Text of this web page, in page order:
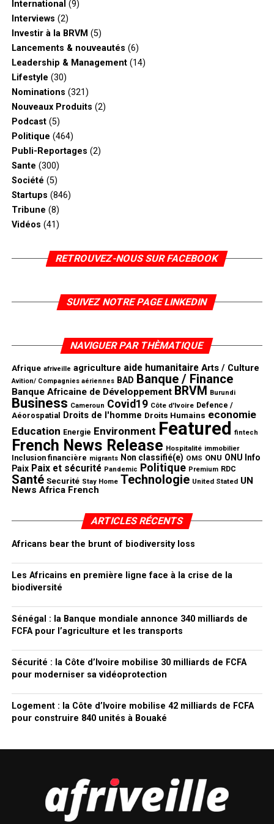
International (9)
Interviews (2)
Investir à la BRVM (5)
Lancements & nouveautés (6)
Leadership & Management(14)
Lifestyle (30)
Nominations (321)
Nouveaux Produits (2)
Podcast(5)
Politique (464)
Publi-Reportages (2)
Sante (300)
Société (5)
Startups (846)
Tribune (8)
Vidéos (41)
RETROUVEZ-NOUS SUR FACEBOOK
SUIVEZ NOTRE PAGE LINKEDIN
NAVIGUER PAR THÈMATIQUE
Afrique afriveille agriculture aide humanitaire Arts / Culture
Avition/ Compagnies aériennes BAD Banque / Finance
Banque Africaine de Développement BRVM Burundi
Business Cameroun Covid19 Côte d'Ivoire Defence /
Aéorospatial
Droits de l'homme Droits Humains economie
Education Energie Environment Featured fintech
French News Release Hospitalité immobilier
Inclusion financière migrants Non classifié(e) OMS ONU ONU Info
Paix Paix et sécurité Pandemic Politique Premium RDC
Santé Securité Stay Home Technologie United Stated UN
News Africa French
ARTICLES RÉCENTS
Africans bear the brunt of biodiversity loss
Les Africains en première ligne face à la crise de la
biodiversité
Sénégal : la Banque mondiale annonce 340 milliards de
FCFA pour l’agriculture et les transports
Sécurité : la Côte d’Ivoire mobilise 30 milliards de FCFA
pour moderniser sa vidéoprotection
Logement : la Côte d’Ivoire mobilise 42 milliards de FCFA
pour construire 840 unités à Bouaké